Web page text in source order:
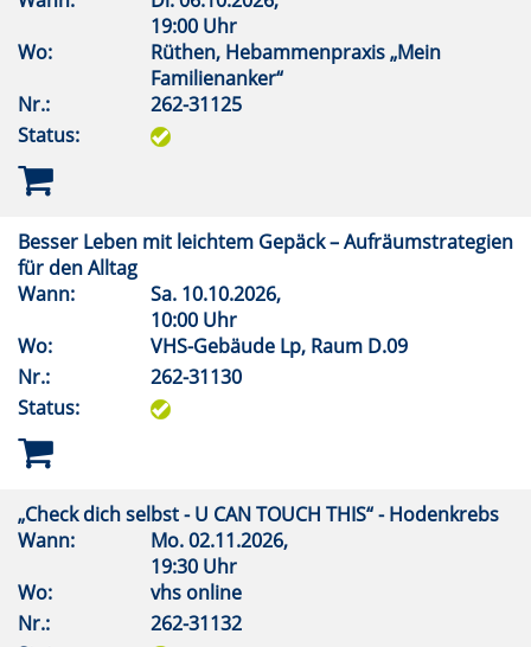
19:00 Uhr
Wo:
Rüthen, Hebammenpraxis „Mein
Familienanker“
Nr.:
262-31125
Status:
Besser Leben mit leichtem Gepäck – Aufräumstrategien
für den Alltag
Wann:
Sa. 10.10.2026,
10:00 Uhr
Wo:
VHS-Gebäude Lp, Raum D.09
Nr.:
262-31130
Status:
„Check dich selbst - U CAN TOUCH THIS“ - Hodenkrebs
Wann:
Mo.02.11.2026,
19:30 Uhr
Wo:
vhs online
Nr.:
262-31132